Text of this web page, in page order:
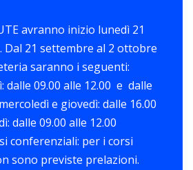
avranno inizio lunedì 21
Dal 21 settembre al 2 ottobre
saranno i seguenti:
dalle 09.00 alle 12.00 e dalle
e giovedì: dalle 16.00
dalle 09.00 alle 12.00
conferenziali: per i corsi
sono previste prelazioni.